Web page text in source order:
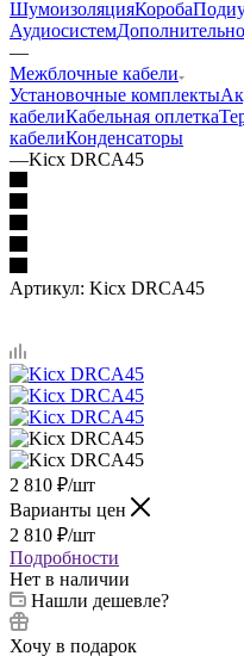
ШумоизоляцияКороба
Аудиосистем
—
Межблочные кабели
Установочные комплекты
кабелиКабельная оплетка
кабелиКонденсаторы
—Kicx DRCA45
Артикул: Kicx DRCA45
2 810 ₽/шт
Варианты цен
2 810 ₽/шт
Подробности
Нет в наличии
Нашли дешевле?
Хочу в подарок